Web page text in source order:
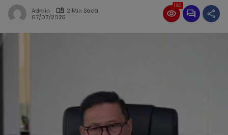
Admin
2 Min Baca
07/07/2025
130